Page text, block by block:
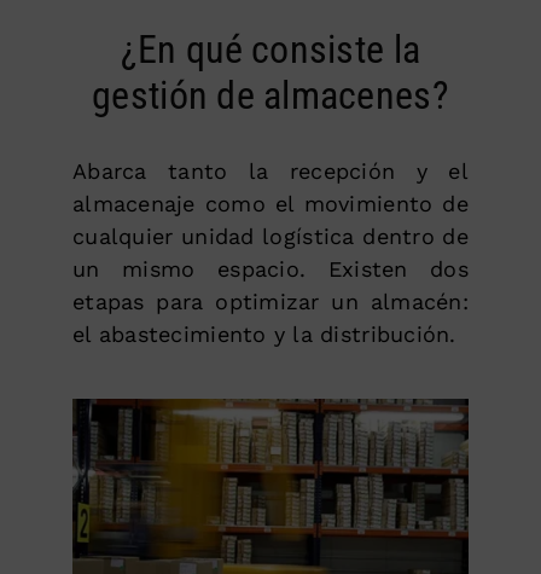
¿En qué consiste la
gestión de almacenes?
Abarca tanto la recepción y el
almacenaje como el movimiento de
cualquier unidad logística dentro de
un mismo espacio. Existen dos
etapas para optimizar un almacén:
el abastecimiento y la distribución.